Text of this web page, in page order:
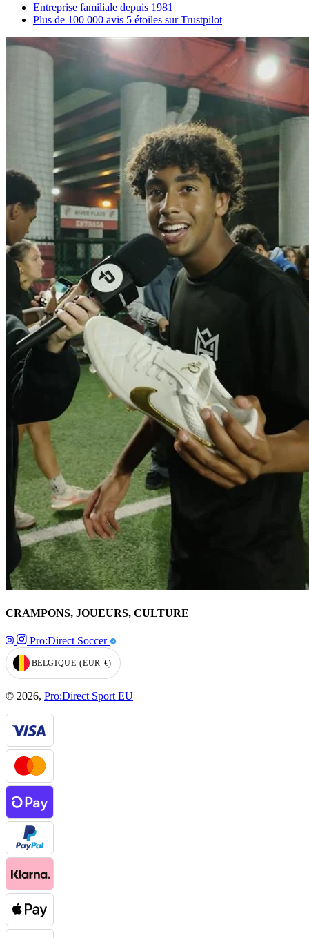
Entreprise familiale depuis 1981
Plus de 100 000 avis 5 étoiles sur Trustpilot
CRAMPONS, JOUEURS, CULTURE
Pro:Direct Soccer
GEOLOCATION BUTTON: BELGIQUE, EUR, €
BELGIQUE (EUR €)
© 2026, Pro:Direct Sport EU